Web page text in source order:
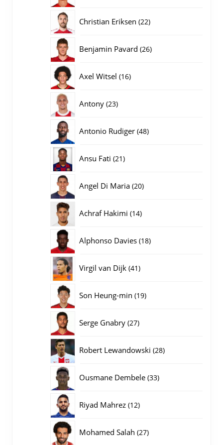
Christian Eriksen 2222
Benjamin Pavard 2626
Axel Witsel 1616
Antony 2323
Antonio Rudiger 4848
Ansu Fati 2121
Angel Di Maria 2020
Achraf Hakimi 1414
Alphonso Davies 1818
Virgil van Dijk 4141
Son Heung-min 1919
Serge Gnabry 2727
Robert Lewandowski 2828
Ousmane Dembele 3333
Riyad Mahrez 1212
Mohamed Salah 2727